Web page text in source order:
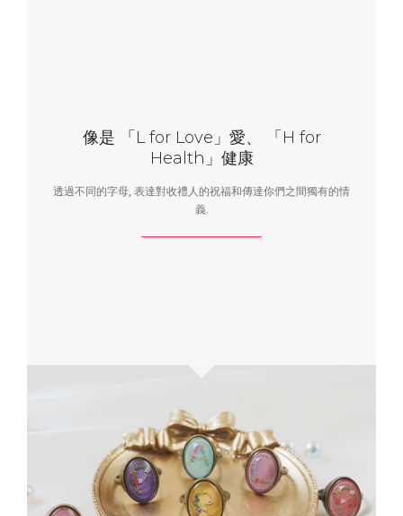
像是 「L for Love」愛、 「H for
Health」健康
透過不同的字母, 表達對收禮人的祝福和傳達你們之間獨有的情
義.